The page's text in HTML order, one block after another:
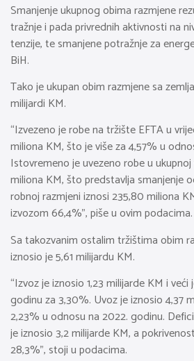
Smanjenje ukupnog obima razmjene
tražnje i pada privrednih aktivnosti na
tenzije, te smanjene potražnje za
BiH.
Tako je ukupan obim razmjene sa
milijardi KM.
“Izvezeno je robe na tržište EFTA u
miliona KM, što je više za 4,57% u
Istovremeno je uvezeno robe u
miliona KM, što predstavlja smanjenje
robnoj razmjeni iznosi 235,80 miliona
izvozom 66,4%”, piše u ovim podacima.
Sa takozvanim ostalim tržištima obim
iznosio je 5,61 milijardu KM.
“Izvoz je iznosio 1,23 milijarde KM i
godinu za 3,30%. Uvoz je iznosio 4,37
2,23% u odnosu na 2022. godinu.
je iznosio 3,2 milijarde KM, a
28,3%”, stoji u podacima.